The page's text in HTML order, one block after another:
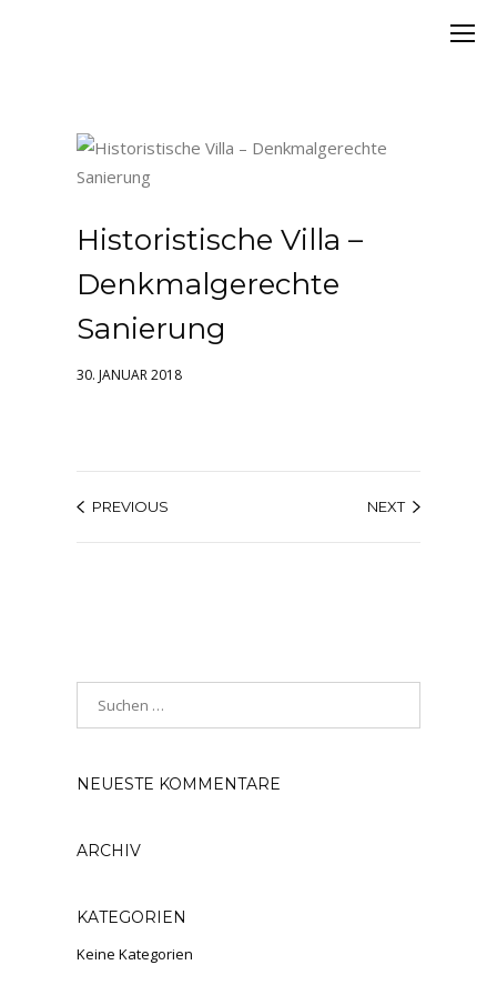
Historistische Villa –
Denkmalgerechte
Sanierung
30. JANUAR 2018
PREVIOUS NEXT
NEUESTE KOMMENTARE
ARCHIV
KATEGORIEN
Keine Kategorien